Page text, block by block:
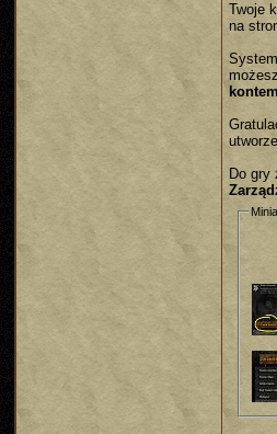
Twoje
na
Do gry